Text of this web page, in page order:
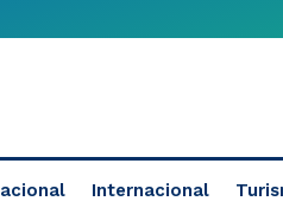
Internacional